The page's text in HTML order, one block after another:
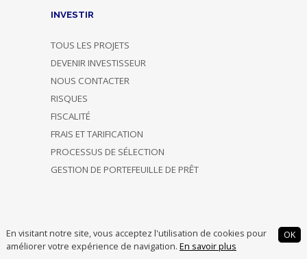
En visitant notre site, vous acceptez l'utilisation de cookies pour
améliorer votre expérience de navigation. En savoir plus
OK
INVESTIR
TOUS LES PROJETS
DEVENIR INVESTISSEUR
NOUS CONTACTER
RISQUES
FISCALITÉ
FRAIS ET TARIFICATION
PROCESSUS DE SÉLECTION
GESTION DE PORTEFEUILLE DE PRÊT